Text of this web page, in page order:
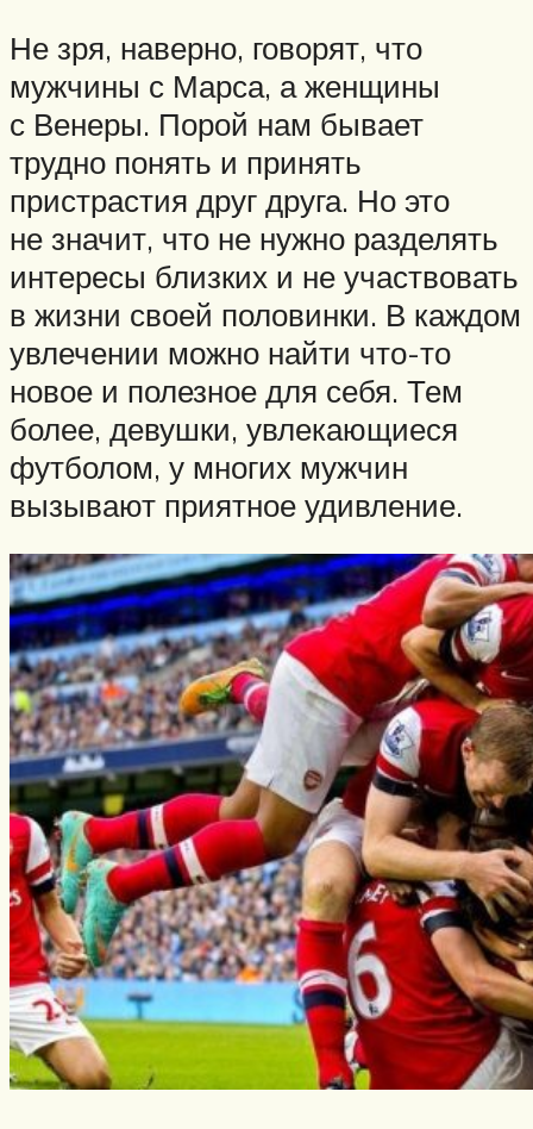
Не зря, наверно, говорят, что
мужчины с Марса, а женщины
с Венеры. Порой нам бывает
трудно понять и принять
пристрастия друг друга. Но это
не значит, что не нужно разделять
интересы близких и не участвовать
в жизни своей половинки. В каждом
увлечении можно найти что-то
новое и полезное для себя. Тем
более, девушки, увлекающиеся
футболом, у многих мужчин
вызывают приятное удивление.